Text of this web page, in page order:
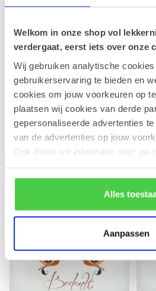
Welkom in onze shop vol
verdergaat, eerst iets over onze
Wij gebruiken analytische
gebruikerservaring te bieden en
cookies om jouw voorkeuren op
plaatsen wij cookies van derde
gepersonaliseerde advertenties
van de advertenties op jouw
Ook delen we informatie over uw
rekening mee dat als je bepaalde
de correcte werking van de
Alles
Aanpassen
Grußkarte 'Bedankt'
(7x7cm)
Mit Ihrer persönlichen
Nachricht auf der Rückseite
ist diese Grußkarte die
ideal...
€1,00
ist